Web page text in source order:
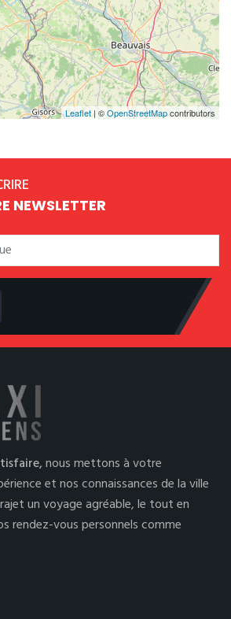
Leaflet | ©OpenStreetMapcontributors
NEWSLETTER
nous mettons à votre
et nos connaissances de la ville
un voyage agréable, le tout en
rendez-vous personnels comme